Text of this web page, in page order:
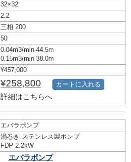
32×32
2.2
三相 200
50
0.04m3/min-44.5m
0.15m3/min-38.0m
¥457,000
¥258,800
詳細はこちらへ
カートに入れる
エバラポンプ
渦巻き ステンレス製ポンプ
FDP 2.2kW
エバラポンプ